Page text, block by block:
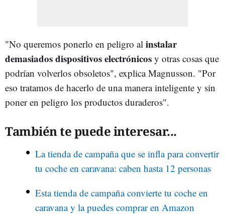
"No queremos ponerlo en peligro al instalar
demasiados dispositivos electrónicos y otras cosas que
podrían volverlos obsoletos", explica Magnusson. "Por
eso tratamos de hacerlo de una manera inteligente y sin
poner en peligro los productos duraderos".
También te puede interesar...
La tienda de campaña que se infla para convertir
tu coche en caravana: caben hasta 12 personas
Esta tienda de campaña convierte tu coche en
caravana y la puedes comprar en Amazon